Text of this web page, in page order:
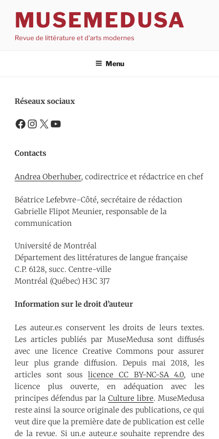
contenuMUSEMEDUSA
Revue de littérature et d'arts modernes
Menu
Réseaux sociaux
Facebook
Instagram
X YouTube
Contacts
Andrea Oberhuber, codirectrice et rédactrice en chef
Béatrice Lefebvre-Côté, secrétaire de rédaction
Gabrielle Flipot Meunier, responsable de la
communication
Université de Montréal
Département des littératures de langue française
C.P. 6128, succ. Centre-ville
Montréal (Québec) H3C 3J7
Information sur le droit d’auteur
Les auteur.es conservent les droits de leurs textes.
Les articles publiés par MuseMedusa sont diffusés
avec une licence Creative Commons pour assurer
leur plus grande diffusion. Depuis mai 2018, les
articles sont souslicence CC BY-NC-SA 4.0, une
licence plus ouverte, en adéquation avec les
principes défendus par la Culture libre. MuseMedusa
reste ainsi la source originale des publications, ce qui
veut dire que la première date de publication est celle
de la revue. Si un.e auteur.e souhaite reprendre des